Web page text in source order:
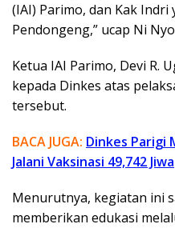
(IAI) Parimo, dan Kak
Pendongeng,” ucap Ni
Ketua IAI Parimo, Devi R.
kepada Dinkes atas
tersebut.
BACA JUGA: Dinkes Parigi
Jalani Vaksinasi 49,742 Jiwa
Menurutnya, kegiatan ini
memberikan edukasi